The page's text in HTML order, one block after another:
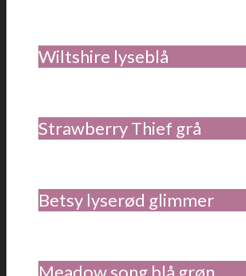
Wiltshire lyseblå
Strawberry Thief grå
Betsy lyserød glimmer
Meadow song blå grøn